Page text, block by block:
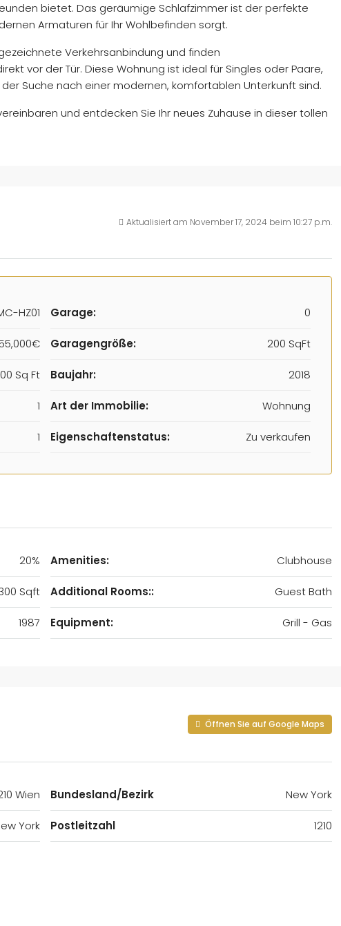
bietet. Das geräumige Schlafzimmer ist der perfekte
Armaturen für Ihr Wohlbefinden sorgt.
Verkehrsanbindung und finden
vor der Tür. Diese Wohnung ist ideal für Singles oder Paare,
Suche nach einer modernen, komfortablen Unterkunft sind.
und entdecken Sie Ihr neues Zuhause in dieser tollen
Aktualisiert am November 17, 2024 beim 10:27 p.m.
HZ01
Sq Ft
1
1
Garage: 0
Garagengröße: 200 SqFt
Baujahr: 2018
Art der Immobilie: Wohnung
Eigenschaftenstatus: Zu verkaufen
20%
Sqft
1987
Amenities: Clubhouse
Additional Rooms:: Guest Bath
Equipment: Grill - Gas
Öffnen Sie auf Google Maps
Wien
York
Bundesland/Bezirk New York
Postleitzahl 1210